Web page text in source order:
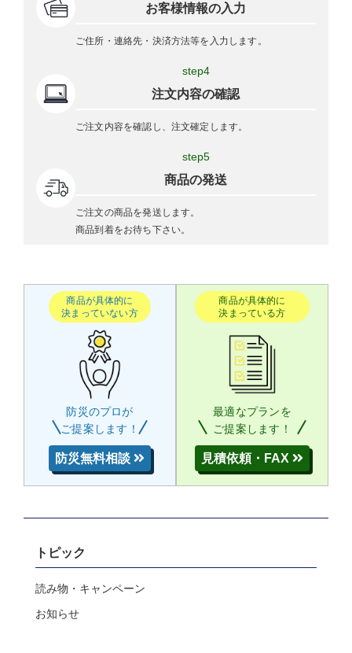
お客様情報の入力
ご住所・連絡先・決済方法等を入力します。
step4
注文内容の確認
ご注文内容を確認し、注文確定します。
step5
商品の発送
ご注文の商品を発送します。
商品到着をお待ち下さい。
商品が具体的に
決まっていない方
防災のプロが
ご提案します！
防災無料相談
商品が具体的に
決まっている方
最適なプランを
ご提案します！
見積依頼・FAX
トピック
読み物・キャンペーン
お知らせ